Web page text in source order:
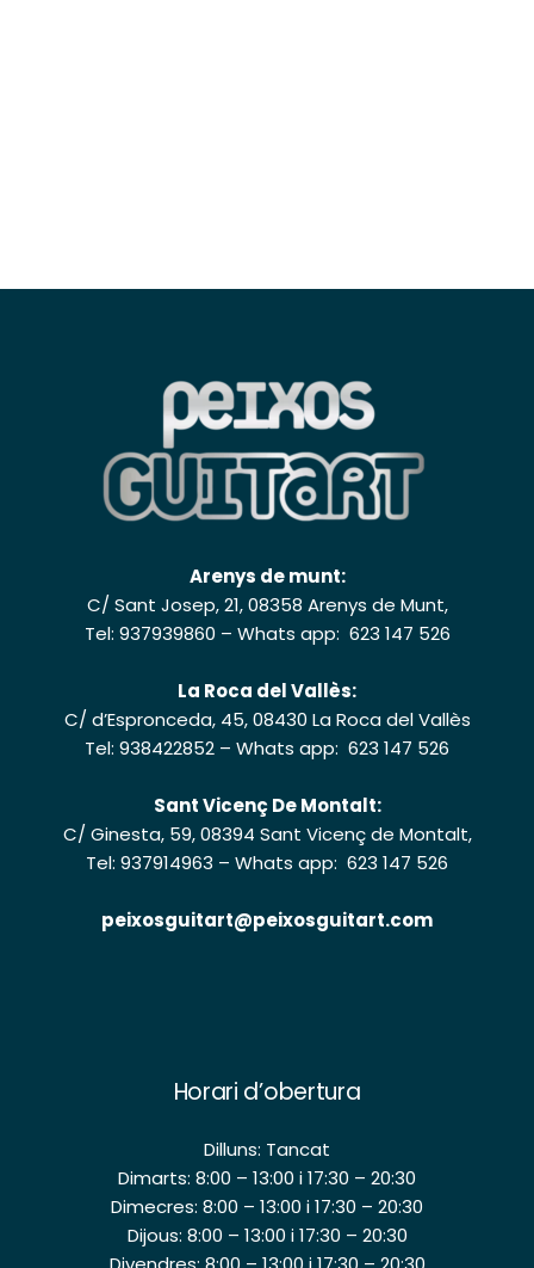
Arenys de munt:
C/ Sant Josep, 21, 08358 Arenys de Munt,
Tel: 937939860 – Whats app: 623 147 526
La Roca del Vallès:
C/ d’Espronceda, 45, 08430 La Roca del Vallès
Tel: 938422852 – Whats app: 623 147 526
Sant Vicenç De Montalt:
C/ Ginesta, 59, 08394 Sant Vicenç de Montalt,
Tel: 937914963 – Whats app: 623 147 526
peixosguitart@peixosguitart.com
Horari d’obertura
Dilluns: Tancat
Dimarts: 8:00 – 13:00 i 17:30 – 20:30
Dimecres: 8:00 – 13:00 i 17:30 – 20:30
Dijous: 8:00 – 13:00 i 17:30 – 20:30